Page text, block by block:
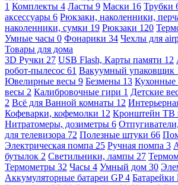
1 Комплекты 4 Ласты 9 Маски 16 Трубки
аксессуары 6 Рюкзаки, наколенники,
наколенники, сумки 19 Рюкзаки 120
Умные часы 0 Фонарики 34 Чехлы для
Товары для дома
3D Ручки 27 USB Flash, Карты памяти 12
робот-пылесос 61 Вакуумный упаковщик
Ювелирные весы 9 Безмены 13 Кухонные
весы 2 Калибровочные гири 1 Детские
2 Всё для Ванной комнаты 12
Кофеварки, кофемолки 12 Кронштейн ТВ
Нитратомеры, дозиметры 6
для телевизора 72 Полезные штуки 66
Электрическая помпа 25 Ручная помпа 3
бутылок 2 Светильники, лампы 27
Термометры 32 Часы 4 Умный дом 30
Аккумуляторные батареи GP4 Батарейки